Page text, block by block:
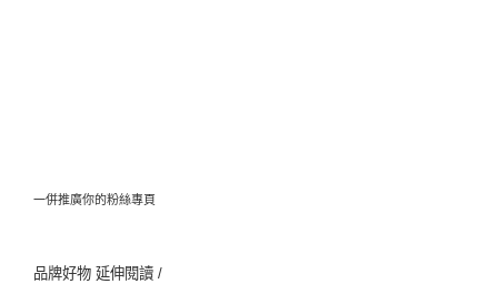
一併推廣你的粉絲專頁
品牌好物 延伸閱讀 /